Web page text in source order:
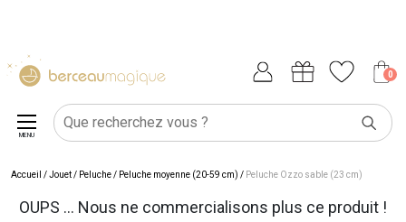
0
MENU
Accueil /Jouet/ Peluche/ Peluche moyenne (20-59 cm) / Peluche Ozzo sable (23 cm)
OUPS ... Nous ne commercialisons plus ce produit !